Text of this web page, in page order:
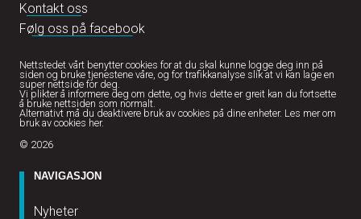
Kontakt oss
Følg oss på facebook
Nettstedet vårt benytter cookies for at du skal kunne logge deg inn på
siden og bruke tjenestene våre, og for trafikkanalyse slik at vi kan lage en
super nettside for deg.
Vi plikter å informere deg om dette, og hvis dette er greit kan du fortsette
å bruke nettsiden som normalt.
Alternativt må du deaktivere bruk av cookies på dine enheter. Les mer om
bruk av cookies her.
© 2026
NAVIGASJON
Nyheter